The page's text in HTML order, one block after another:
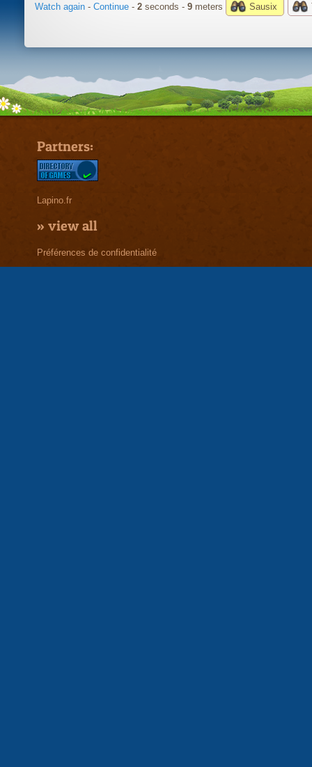
Watch again - Continue - 3 seconds - 12meters Sausix
Partners:
Lapino.fr
» view all
Préférences de confidentialité